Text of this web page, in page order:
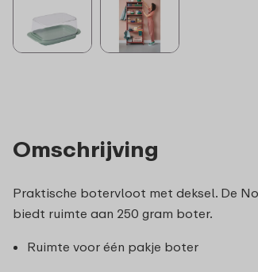
Omschrijving
Praktische botervloot met deksel. De
biedt ruimte aan 250 gram boter.
Ruimte voor één pakje boter